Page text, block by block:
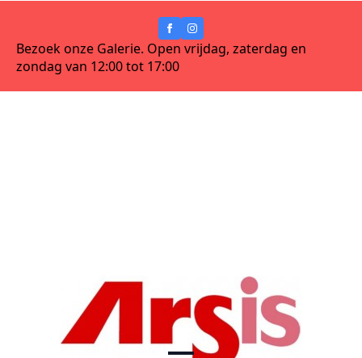
Bezoek onze Galerie. Open vrijdag, zaterdag en
zondag van 12:00 tot 17:00